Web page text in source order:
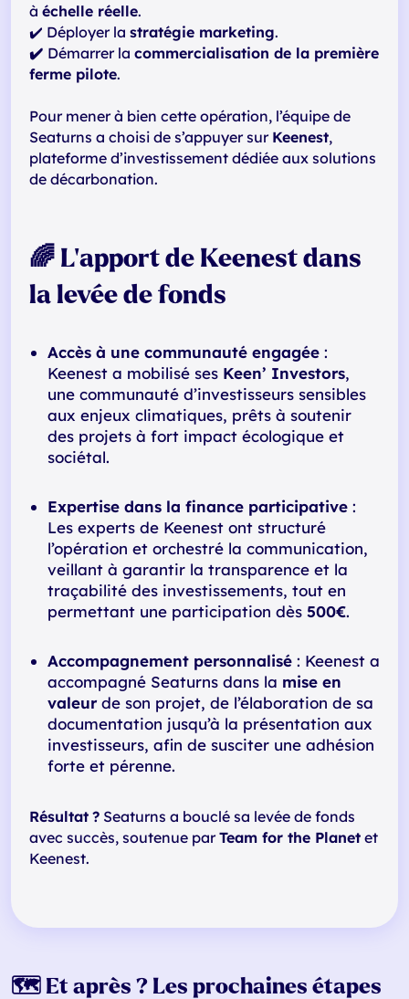
à échelle réelle.
✔️ Déployer la stratégie marketing.
✔️ Démarrer la commercialisation de la première
ferme pilote.
Pour mener à bien cette opération, l’équipe de
Seaturns a choisi de s’appuyer sur Keenest,
plateforme d’investissement dédiée aux solutions
de décarbonation.
🌈 L’apport de Keenest dans
la levée de fonds
Accès à une communauté engagée :
Keenest a mobilisé ses Keen’ Investors,
une communauté d’investisseurs sensibles
aux enjeux climatiques, prêts à soutenir
des projets à fort impact écologique et
sociétal.
Expertise dans la finance participative :
Les experts de Keenest ont structuré
l’opération et orchestré la communication,
veillant à garantir la transparence et la
traçabilité des investissements, tout en
permettant une participation dès 500€.
Accompagnement personnalisé : Keenest a
accompagné Seaturns dans la mise en
valeurde son projet, de l’élaboration de sa
documentation jusqu’à la présentation aux
investisseurs, afin de susciter une adhésion
forte et pérenne.
Résultat ? Seaturns a bouclé sa levée de fonds
avec succès, soutenue parTeam for the Planet et
Keenest.
🗺️ Et après ? Les prochaines étapes